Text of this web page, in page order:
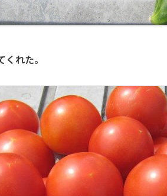
れた。